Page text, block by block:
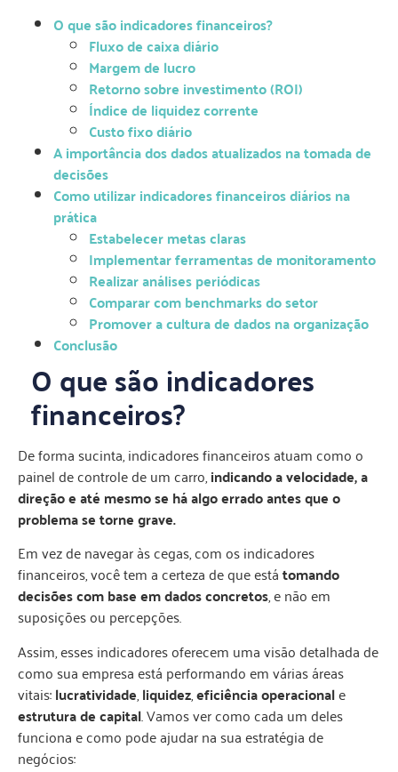
O que são indicadores financeiros?
Fluxo de caixa diário
Margem de lucro
Retorno sobre investimento (ROI)
Índice de liquidez corrente
Custo fixo diário
A importância dos dados atualizados na tomada de
decisões
Como utilizar indicadores financeiros diários na
prática
Estabelecer metas claras
Implementar ferramentas de monitoramento
Realizar análises periódicas
Comparar com benchmarks do setor
Promover a cultura de dados na organização
Conclusão
O que são indicadores
financeiros?
De forma sucinta, indicadores financeiros atuam como o
painel de controle de um carro,indicando a velocidade, a
direção e até mesmo se há algo errado antes que o
problema se torne grave.
Em vez de navegar às cegas, com os indicadores
financeiros, você tem a certeza de que estátomando
decisões com base em dados concretos, e não em
suposições ou percepções.
Assim, esses indicadores oferecem uma visão detalhada de
como sua empresa está performando em várias áreas
vitais:lucratividade,liquidez,eficiência operacionale
estrutura de capital. Vamos ver como cada um deles
funciona e como pode ajudar na sua estratégia de
negócios: